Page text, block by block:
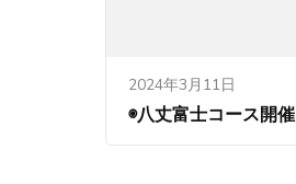
2024年3月11日
◉八丈富士コース開催